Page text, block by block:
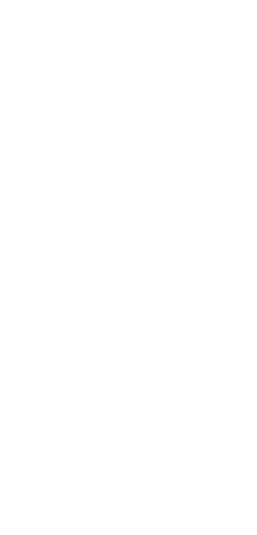
ستعمل على
الحوثية
إيماناً من
بالرد على
في تصريح
طوق النجاة
السامية
المعرفة
وملتقى
معرفية أمام